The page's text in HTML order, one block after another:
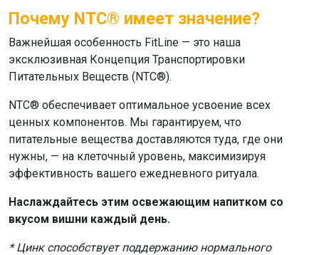
Почему NTC® имеет значение?
Важнейшая особенность FitLine — это наша
эксклюзивная Концепция Транспортировки
Питательных Веществ (NTC®).
NTC® обеспечивает оптимальное усвоение всех
ценных компонентов. Мы гарантируем, что
питательные вещества доставляются туда, где они
нужны, — на клеточный уровень, максимизируя
эффективность вашего ежедневного ритуала.
Наслаждайтесь этим освежающим напитком со
вкусом вишни каждый день.
* Цинк способствует поддержанию нормального